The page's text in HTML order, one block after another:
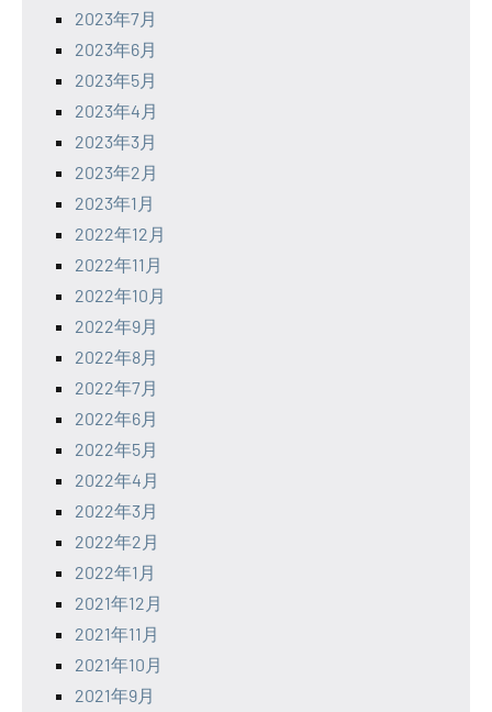
2023年7月
2023年6月
2023年5月
2023年4月
2023年3月
2023年2月
2023年1月
2022年12月
2022年11月
2022年10月
2022年9月
2022年8月
2022年7月
2022年6月
2022年5月
2022年4月
2022年3月
2022年2月
2022年1月
2021年12月
2021年11月
2021年10月
2021年9月